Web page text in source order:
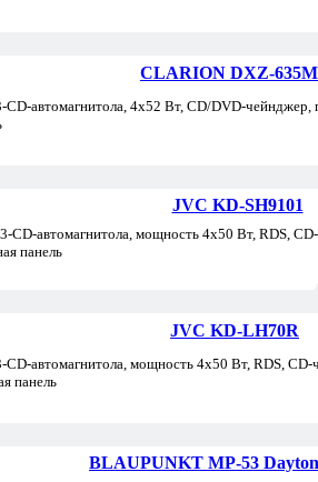
CLARION DXZ-
автомагнитола, 4х52 Вт, CD/DVD-чейнджер,
JVC KD-SH9101
CD-автомагнитола, мощность 4х50 Вт, RDS,
панель
JVC KD-LH70R
автомагнитола, мощность 4х50 Вт, RDS, CD-
панель
BLAUPUNKT MP-53